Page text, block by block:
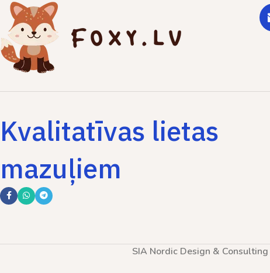
Kvalitatīvas lietas
mazuļiem
SIA Nordic Design & Consulting